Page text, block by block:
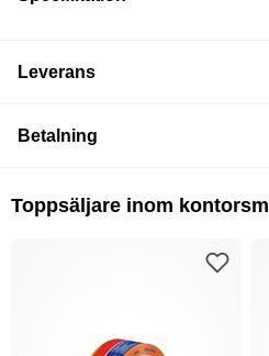
Leverans
Betalning
Toppsäljare inom